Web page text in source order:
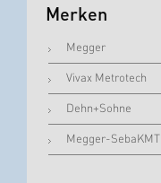
Merken
Megger
Vivax Metrotech
Dehn+Sohne
Megger-SebaKMT